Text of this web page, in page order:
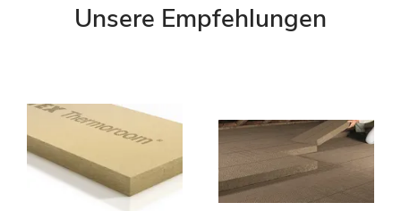
Unsere Empfehlungen